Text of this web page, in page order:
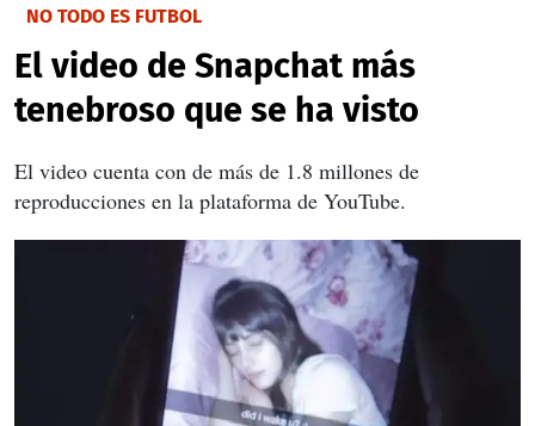
NO TODO ES FUTBOL
El video de Snapchat más
tenebroso que se ha visto
El video cuenta con de más de 1.8 millones de
reproducciones en la plataforma de YouTube.